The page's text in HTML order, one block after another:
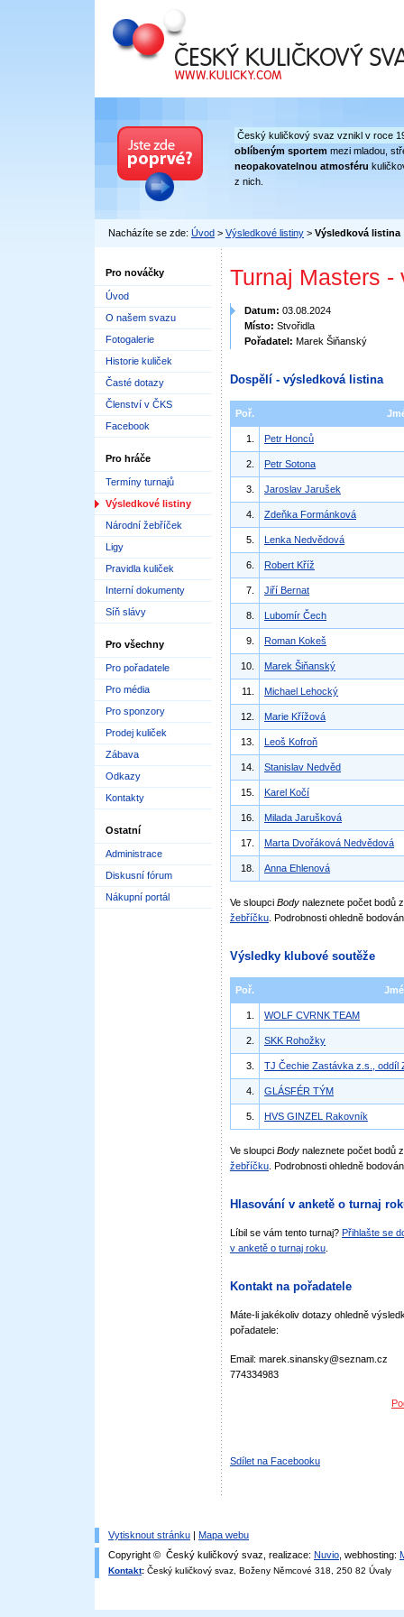
Český kuličkový svaz
Český kuličkový svaz vznikl v roce
oblíbeným sportem mezi mladou,
neopakovatelnou atmosféru
z nich.
Nacházíte se zde: Úvod > Výsledkové listiny > Výsledková listina
Pro nováčky
Úvod
O našem svazu
Fotogalerie
Historie kuliček
Časté dotazy
Členství v ČKS
Facebook
Pro hráče
Termíny turnajů
Výsledkové listiny
Národní žebříček
Ligy
Pravidla kuliček
Interní dokumenty
Síň slávy
Pro všechny
Pro pořadatele
Pro média
Pro sponzory
Prodej kuliček
Zábava
Odkazy
Kontakty
Ostatní
Administrace
Diskusní fórum
Nákupní portál
Turnaj Masters -
Datum: 03.08.2024
Místo: Stvořidla
Pořadatel: Marek Šiňanský
Dospělí - výsledková listina
Poř.
1. Petr Honců
2. Petr Sotona
3. Jaroslav Jarušek
4. Zdeňka Formánková
5. Lenka Nedvědová
6. Robert Kříž
7. Jiří Bernat
8. Lubomír Čech
9. Roman Kokeš
10. Marek Šiňanský
11. Michael Lehocký
12. Marie Křížová
13. Leoš Kofroň
14. Stanislav Nedvěd
15. Karel Kočí
16. Milada Jarušková
17. Marta Dvořáková Nedvědová
18. Anna Ehlenová
Ve sloupci Body naleznete počet bodů
žebříčku . Podrobnosti ohledně
Výsledky klubové soutěže
Poř.
1. WOLF CVRNK TEAM
2. SKK Rohožky
3. TJ Čechie Zastávka z.s., oddíl
4. GLÁSFÉR TÝM
5. HVS GINZEL Rakovník
Ve sloupci Body naleznete počet bodů
žebříčku . Podrobnosti ohledně
Hlasování v anketě o turnaj
Líbil se vám tento turnaj? Přihlašte se
v anketě o turnaj roku
Kontakt na pořadatele
Máte-li jakékoliv dotazy ohledně
pořadatele:
Email: marek.sinansky@seznam.cz
774334983
Sdílet na Facebooku
Vytisknout stránku | Mapa webu
Copyright © Český kuličkový svaz, realizace: Nuvio , webhosting:
Kontakt: Český kuličkový svaz, Boženy Němcové 318, 250 82 Úvaly